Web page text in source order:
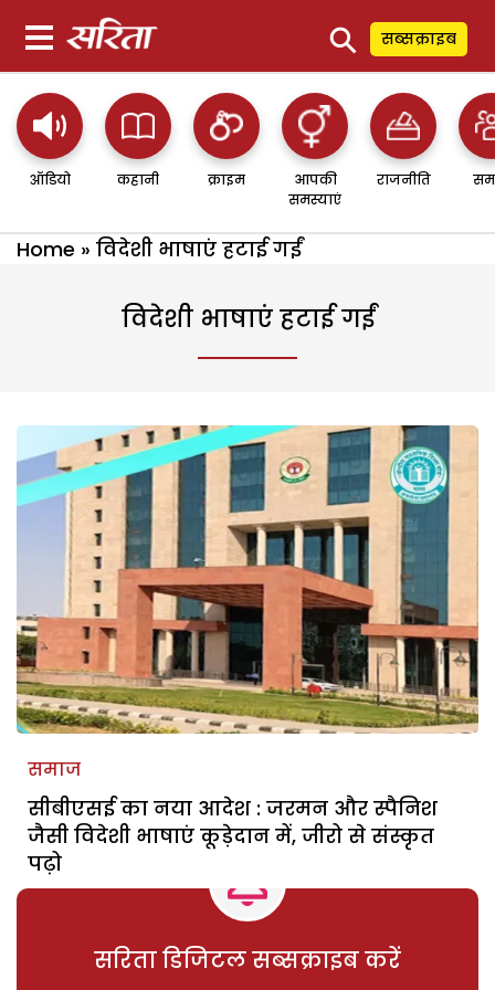
⚲ सब्सक्राइब
ऑडियो कहानी क्राइम
आपकी
समस्याएं
राजनीति
Home » विदेशी भाषाएं हटाई गईं
विदेशी भाषाएं हटाई गईं
समाज
सीबीएसई का नया आदेश : जरमन और स्पैनिश
जैसी विदेशी भाषाएं कूड़ेदान में, जीरो से संस्कृत
पढ़ो
सरिता डिजिटल सब्सक्राइब करें